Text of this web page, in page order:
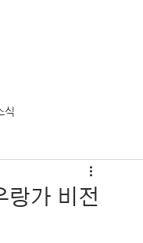
식
랑가 비전